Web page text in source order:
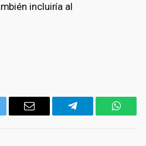
incluiría al
Email Telegram